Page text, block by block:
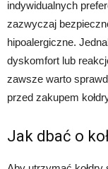
indywidualnych
zazwyczaj
hipoalergiczne.
dyskomfort lub
zawsze warto
przed zakupem
Jak dbać o